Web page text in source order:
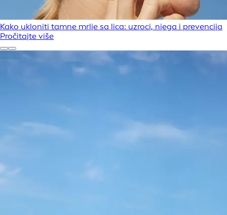
Kako ukloniti tamne mrlje sa lica: uzroci, njega i prevencija
Pročitajte više